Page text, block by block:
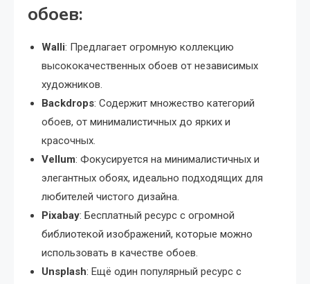
обоев:
Walli: Предлагает огромную коллекцию
высококачественных обоев от независимых
художников.
Backdrops: Содержит множество категорий
обоев, от минималистичных до ярких и
красочных.
Vellum: Фокусируется на минималистичных и
элегантных обоях, идеально подходящих для
любителей чистого дизайна.
Pixabay: Бесплатный ресурс с огромной
библиотекой изображений, которые можно
использовать в качестве обоев.
Unsplash: Ещё один популярный ресурс с